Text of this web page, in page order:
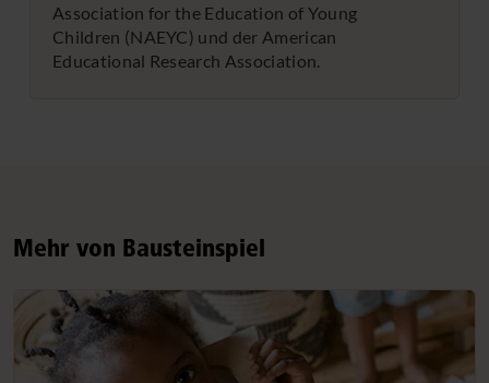
Association for the Education of Young
Children (NAEYC) und der American
Educational Research Association.
Mehr von Bausteinspiel